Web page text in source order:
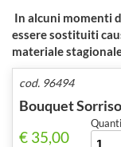
In alcuni momenti
essere sostituiti
materiale
cod. 96494
Bouquet
€ 35,00